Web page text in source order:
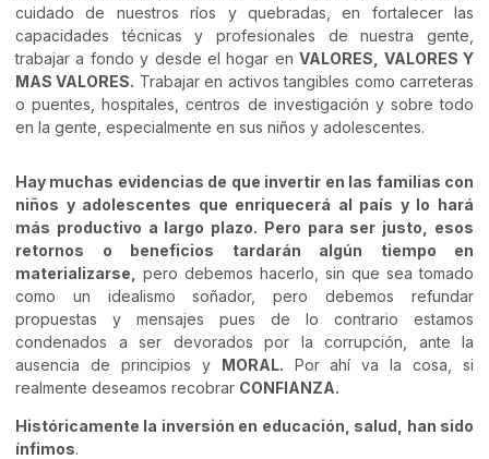
cuidado de nuestros ríos y quebradas, en fortalecer las
capacidades técnicas y profesionales de nuestra gente,
trabajar a fondo y desde el hogar enVALORES, VALORES Y
MAS VALORES. Trabajar en activos tangibles como carreteras
o puentes, hospitales, centros de investigación y sobre todo
en la gente, especialmente en sus niños y adolescentes.
Hay muchas evidencias de que invertir en las familias con
niños y adolescentes que enriquecerá al país y lo hará
más productivo a largo plazo. Pero para ser justo, esos
retornos o beneficios tardarán algún tiempo en
materializarse,
pero debemos hacerlo, sin que sea tomado
como un idealismo soñador, pero debemos refundar
propuestas y mensajes pues de lo contrario estamos
condenados a ser devorados por la corrupción, ante la
ausencia de principios y MORAL. Por ahí va la cosa, si
realmente deseamos recobrar CONFIANZA.
Históricamente la inversión en educación, salud, han sido
ínfimos.